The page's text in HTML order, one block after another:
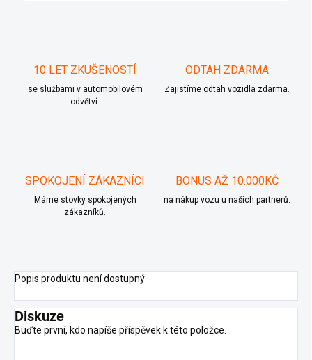
10 LET ZKUŠENOSTÍ
se službami v automobilovém
odvětví.
ODTAH ZDARMA
Zajistíme odtah vozidla zdarma.
SPOKOJENÍ ZÁKAZNÍCI
Máme stovky spokojených
zákazníků.
BONUS AŽ 10.000KČ
na nákup vozu u našich partnerů.
Popis produktu není dostupný
Diskuze
Buďte první, kdo napíše příspěvek k této položce.